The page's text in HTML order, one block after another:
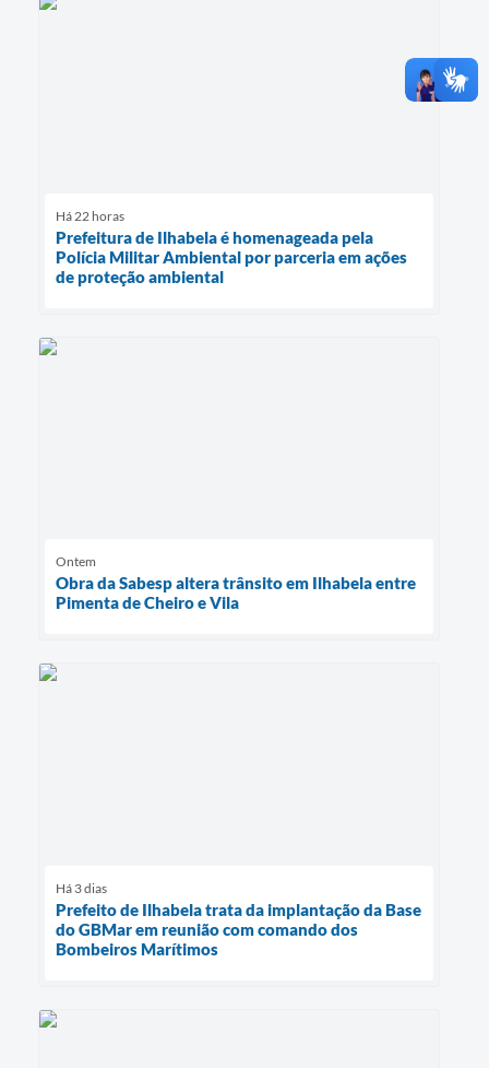
Há 22 horas
Prefeitura de Ilhabela é homenageada pela
Polícia Militar Ambiental por parceria em ações
de proteção ambiental
Ontem
Obra da Sabesp altera trânsito em Ilhabela entre
Pimenta de Cheiro e Vila
Há 3 dias
Prefeito de Ilhabela trata da implantação da Base
do GBMar em reunião com comando dos
Bombeiros Marítimos